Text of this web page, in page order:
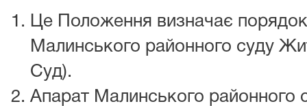
Це Положення визначає порядок
Малинського районного суду
Суд).
Апарат Малинського районного